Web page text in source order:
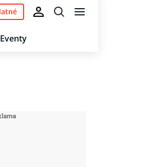
Eventy